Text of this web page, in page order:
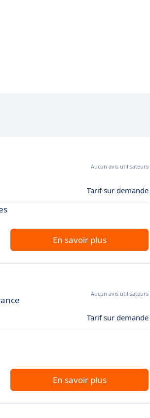
Aucun avis utilisateurs
Tarif sur demande
En savoir plus
Aucun avis utilisateurs
Tarif sur demande
En savoir plus